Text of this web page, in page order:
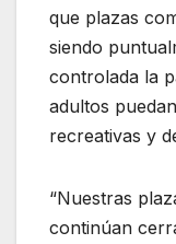
que plazas
siendo
controlada la
adultos
recreativas y
“Nuestras
continúan